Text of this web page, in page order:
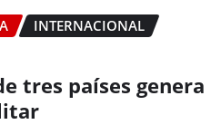
INTERNACIONAL
tres países genera